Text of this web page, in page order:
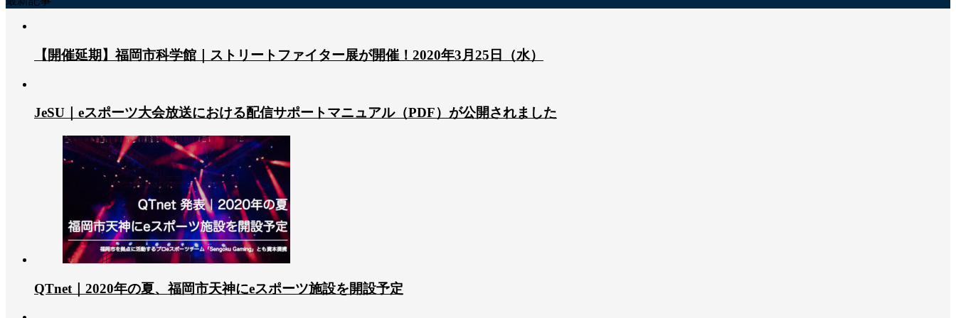
【開催延期】福岡市科学館｜ストリートファイター展が開催！2020年3月25日（水）
JeSU｜eスポーツ大会放送における配信サポートマニュアル（PDF）が公開されました
QTnet｜2020年の夏、福岡市天神にeスポーツ施設を開設予定